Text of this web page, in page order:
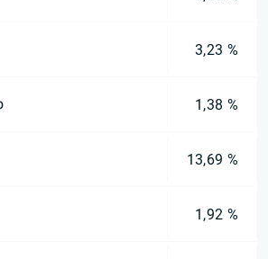
3,23 %
1,38 %
13,69 %
1,92 %